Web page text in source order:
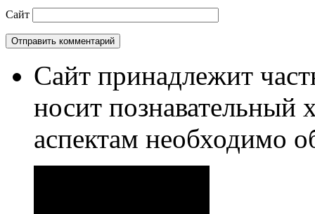
Сайт
Сайт принадлежит
носит познавательный
аспектам необходимо